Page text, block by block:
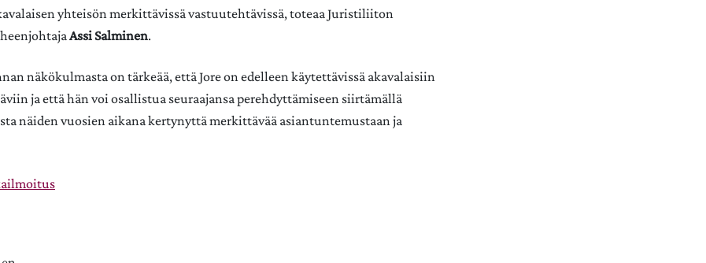
yhteisön merkittävissä vastuutehtävissä, toteaa Juristiliiton
Assi Salminen.
näkökulmasta on tärkeää, että Jore on edelleen käytettävissä akavalaisiin
ja että hän voi osallistua seuraajansa perehdyttämiseen siirtämällä
näiden vuosien aikana kertynyttä merkittävää asiantuntemustaan ja